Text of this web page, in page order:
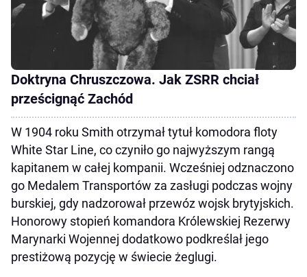
Doktryna Chruszczowa. Jak ZSRR chciał
prześcignąć Zachód
W 1904 roku Smith otrzymał tytuł komodora floty
White Star Line, co czyniło go najwyższym rangą
kapitanem w całej kompanii. Wcześniej odznaczono
go Medalem Transportów za zasługi podczas wojny
burskiej, gdy nadzorował przewóz wojsk brytyjskich.
Honorowy stopień komandora Królewskiej Rezerwy
Marynarki Wojennej dodatkowo podkreślał jego
prestiżową pozycję w świecie żeglugi.